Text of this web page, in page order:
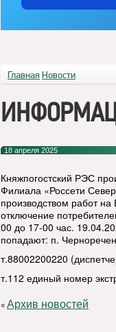
Главная Новости
18 апреля 2025
Княжпогостский РЭС
Филиала «Россети
производством работ
отключение
00 до 17-00 час.
попадают: п.
т.88002200220
т.112 единый номер
«Архив новостей